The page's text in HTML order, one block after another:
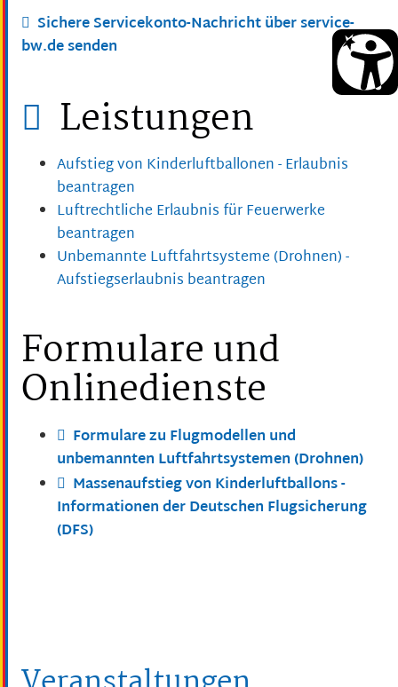
Sichere Servicekonto-Nachricht über service-
bw.de senden
Leistungen
Aufstieg von Kinderluftballonen - Erlaubnis
beantragen
Luftrechtliche Erlaubnis für Feuerwerke
beantragen
Unbemannte Luftfahrtsysteme (Drohnen) -
Aufstiegserlaubnis beantragen
Formulare und
Onlinedienste
Formulare zu Flugmodellen und
unbemannten Luftfahrtsystemen (Drohnen)
Massenaufstieg von Kinderluftballons -
Informationen der Deutschen Flugsicherung
(DFS)